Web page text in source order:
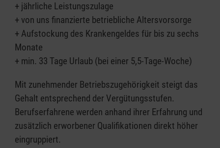
+ jährliche Leistungszulage
+ von uns finanzierte betriebliche Altersvorsorge
+ Aufstockung des Krankengeldes für bis zu sechs
Monate
+ min. 33 Tage Urlaub (bei einer 5,5-Tage-Woche)
Mit zunehmender Betriebszugehörigkeit steigt das
Gehalt entsprechend der Vergütungsstufen.
Berufserfahrene werden anhand ihrer Erfahrung und
zusätzlich erworbener Qualifikationen direkt höher
eingruppiert.